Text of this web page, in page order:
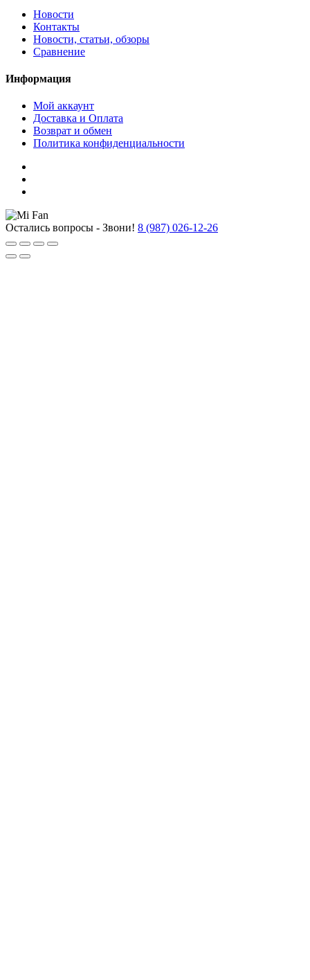
Новости
Контакты
Новости, статьи, обзоры
Сравнение
Информация
Мой аккаунт
Доставка и Оплата
Возврат и обмен
Политика конфиденциальности
Остались вопросы - Звони! 8 (987) 026-12-26